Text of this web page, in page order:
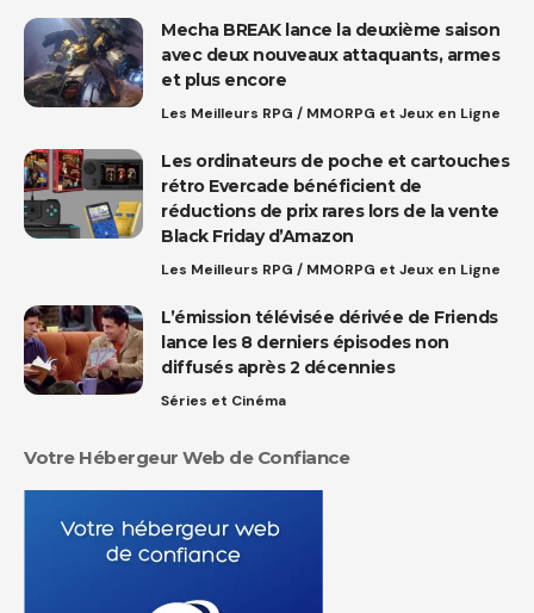
Mecha BREAK lance la deuxième saison
avec deux nouveaux attaquants, armes
et plus encore
Les Meilleurs RPG / MMORPG et Jeux en Ligne
Les ordinateurs de poche et cartouches
rétro Evercade bénéficient de
réductions de prix rares lors de la vente
Black Friday d’Amazon
Les Meilleurs RPG / MMORPG et Jeux en Ligne
L’émission télévisée dérivée de Friends
lance les 8 derniers épisodes non
diffusés après 2 décennies
Séries et Cinéma
Votre Hébergeur Web de Confiance